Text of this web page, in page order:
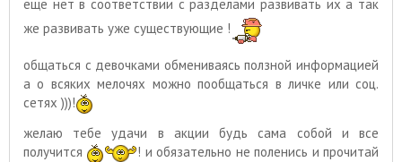
еще нет в соответствии с разделами развивать их а так
же развивать уже существующие !
общаться с девочками обмениваясь ползной информацией
а о всяких мелочях можно пообщаться в личке или соц.
сетях )))!
желаю тебе удачи в акции будь сама собой и все
получится
! и обязательно не поленись и прочитай